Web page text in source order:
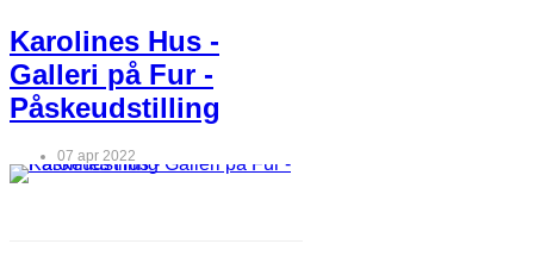
Karolines Hus -
Galleri på Fur -
Påskeudstilling
07 apr 2022